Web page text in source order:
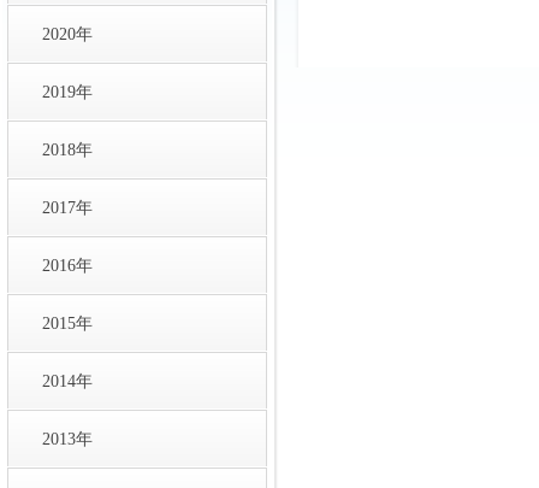
2020年
2019年
2018年
2017年
2016年
2015年
2014年
2013年